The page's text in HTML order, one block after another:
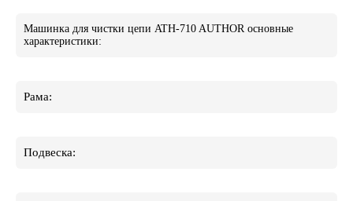
Машинка для чистки цепи ATH-710 AUTHOR основные
характеристики:
Рама:
Подвеска: